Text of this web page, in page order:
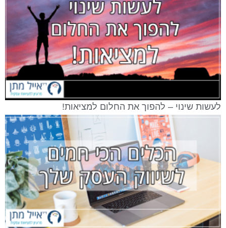
לעשות שינוי – להפוך את החלום למציאות!